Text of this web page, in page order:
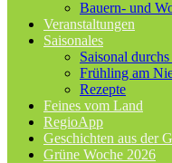
Bauern- und
Veranstaltungen
Saisonales
Saisonal durchs
Frühling am
Rezepte
Feines vom Land
RegioApp
Geschichten aus der
Grüne Woche 2026